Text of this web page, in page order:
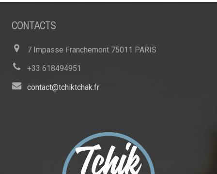
CONTACTS
7 Impasse Franchemont 75011 PARIS
+33 618494951
contact@tchiktchak.fr